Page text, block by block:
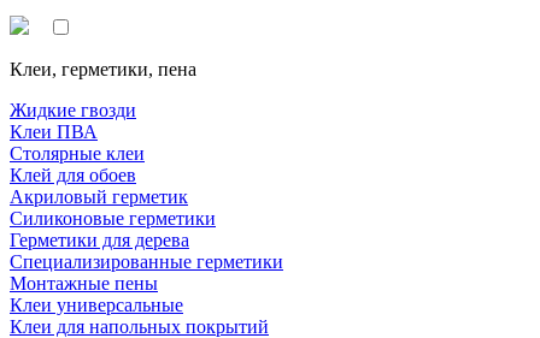
Клеи, герметики, пена
Жидкие гвозди
Клеи ПВА
Столярные клеи
Клей для обоев
Акриловый герметик
Силиконовые герметики
Герметики для дерева
Специализированные герметики
Монтажные пены
Клеи универсальные
Клеи для напольных покрытий